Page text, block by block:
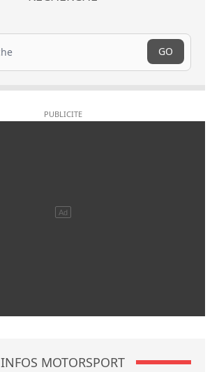
GO
INFOS MOTORSPORT